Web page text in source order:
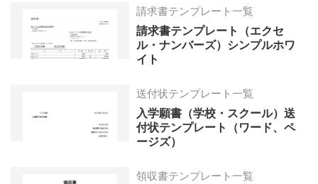
請求書テンプレート一覧
請求書テンプレート（エクセ
ル・ナンバーズ）シンプルホワ
イト
送付状テンプレート一覧
入学願書（学校・スクール）送
付状テンプレート（ワード、ペ
ージズ）
領収書テンプレート一覧